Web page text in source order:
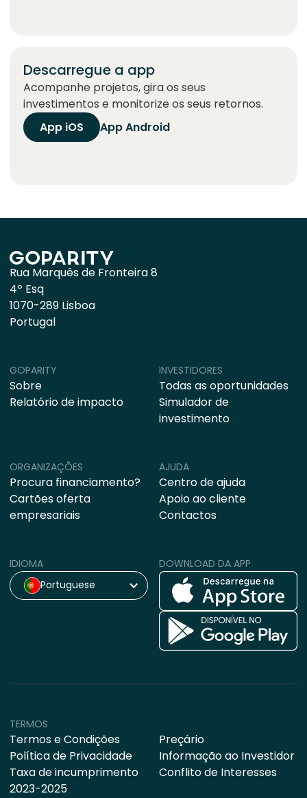
Descarregue a app
Acompanhe projetos, gira os seus
investimentos e monitorize os seus retornos.
App iOS
App Android
Rua Marquês de Fronteira 8
4º Esq
1070-289 Lisboa
Portugal
ORGANIZAÇÕES
Procura financiamento?
Cartões oferta
empresariais
AJUDA
Centro de ajuda
Apoio ao cliente
Contactos
GOPARITY
Sobre
Relatório de impacto
INVESTIDORES
Todas as oportunidades
Simulador de
investimento
IDIOMA
Portuguese
DOWNLOAD DA APP
TERMOS
Termos e Condições
Política de Privacidade
Taxa de incumprimento
2023-2025
Preçário
Informação ao Investidor
Conflito de Interesses